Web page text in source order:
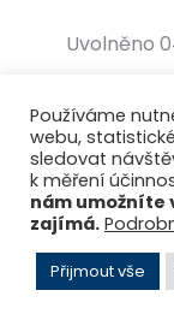
Uvolněno
2017 (6.0)
Uvolněno
Používáme
webu,
sledovat
k měření
nám umožníte
zajímá.
Přijmout vše